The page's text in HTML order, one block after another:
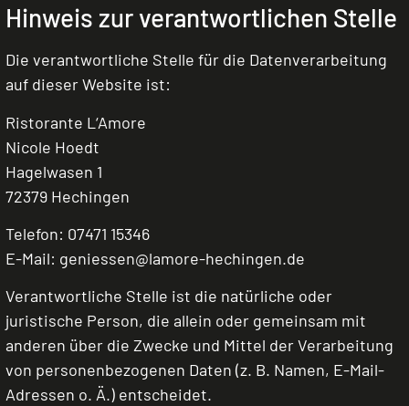
Hinweis zur verantwortlichen Stelle
Die verantwortliche Stelle für die Datenverarbeitung
auf dieser Website ist:
Ristorante L‘Amore
Nicole Hoedt
Hagelwasen 1
72379 Hechingen
Telefon: 07471 15346
E-Mail: geniessen@lamore-hechingen.de
Verantwortliche Stelle ist die natürliche oder
juristische Person, die allein oder gemeinsam mit
anderen über die Zwecke und Mittel der Verarbeitung
von personenbezogenen Daten (z. B. Namen, E-Mail-
Adressen o. Ä.) entscheidet.